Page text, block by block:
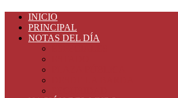
INICIO
PRINCIPAL
NOTAS DEL DÍA